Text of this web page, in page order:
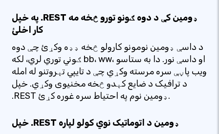
په خپل .REST ډومین کې د دوه ګونو تورو څخه مه
کار اخلئ
د داسې ډومین نومونو کارولو څخه ډډه وکړئ چې دوه
ګوني توري لري، لکه bb، ww، او داسې نور. دا به ستاسو
ویب پاڼې سره مرسته وکړي چې د تایپي تېروتنو له امله
د ترافیک د ضایع کېدو څخه مخنیوی وکړي. خپل
.REST ډومین نوم په احتیاط سره غوره کړئ.
خپل .REST ډومین د اتوماتیک نوي کولو لپاره